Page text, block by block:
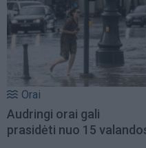
Orai
Audringi orai gali
prasidėti nuo 15